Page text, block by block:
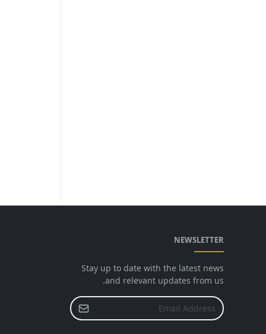
NEWSLETTER
Stay up to date with the latest news
and relevant updates from us.